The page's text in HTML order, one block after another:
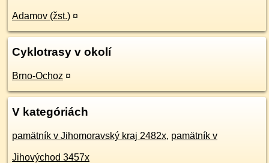
Adamov (žst.) ¤
Cyklotrasy v okolí
Brno-Ochoz ¤
V kategóriách
pamätník v Jihomoravský kraj 2482x, pamätník v
Jihovýchod 3457x